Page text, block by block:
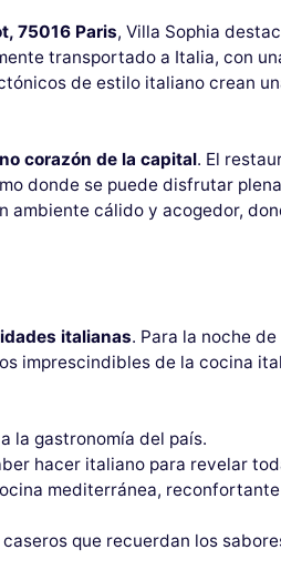
75016 Paris, Villa Sophia
transportado a Italia, con
de estilo italiano crean
corazón de la capital. El
donde se puede disfrutar
ambiente cálido y acogedor,
italianas. Para la noche
imprescindibles de la cocina
la gastronomía del país.
hacer italiano para revelar
mediterránea,
que recuerdan los